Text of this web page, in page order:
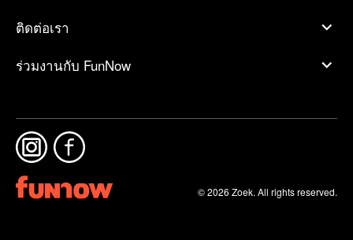
ติดต่อเรา
ร่วมงานกับ FunNow
© 2026 Zoek. All rights reserved.